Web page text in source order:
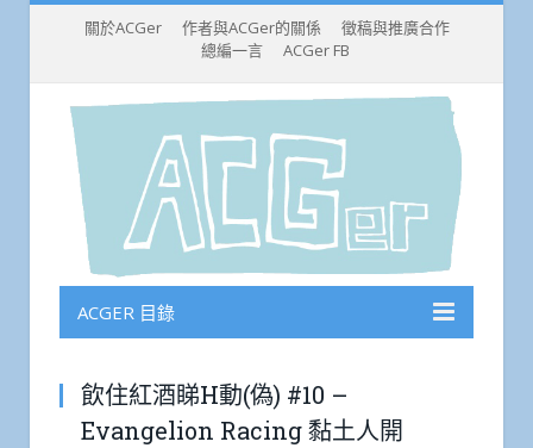
關於ACGer 作者與ACGer的關係
徵稿與推廣合作
總編一言
ACGer FB
ACGER 目錄
飲住紅酒睇H動(偽) #10 –
Evangelion Racing 黏土人開